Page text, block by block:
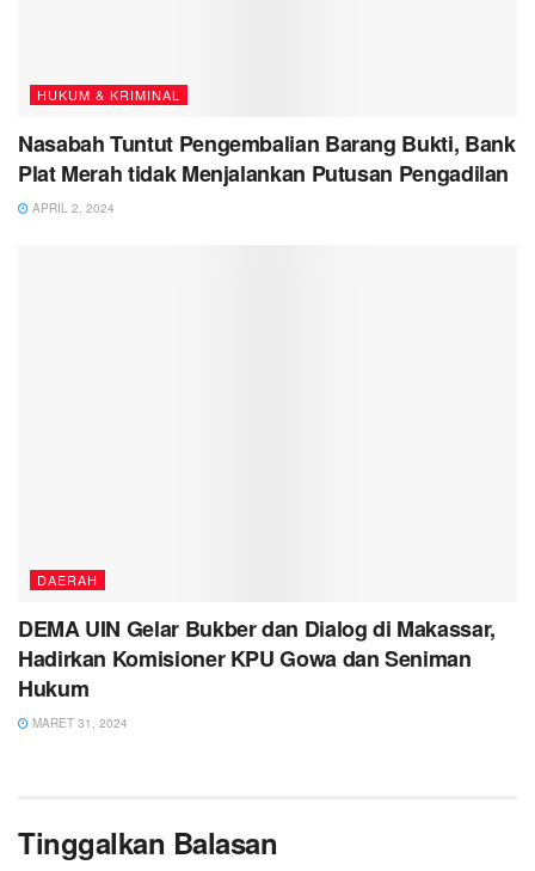
HUKUM & KRIMINAL
Nasabah Tuntut Pengembalian Barang Bukti, Bank
Plat Merah tidak Menjalankan Putusan Pengadilan
APRIL 2, 2024
DAERAH
DEMA UIN Gelar Bukber dan Dialog di Makassar,
Hadirkan Komisioner KPU Gowa dan Seniman
Hukum
MARET 31, 2024
Tinggalkan Balasan